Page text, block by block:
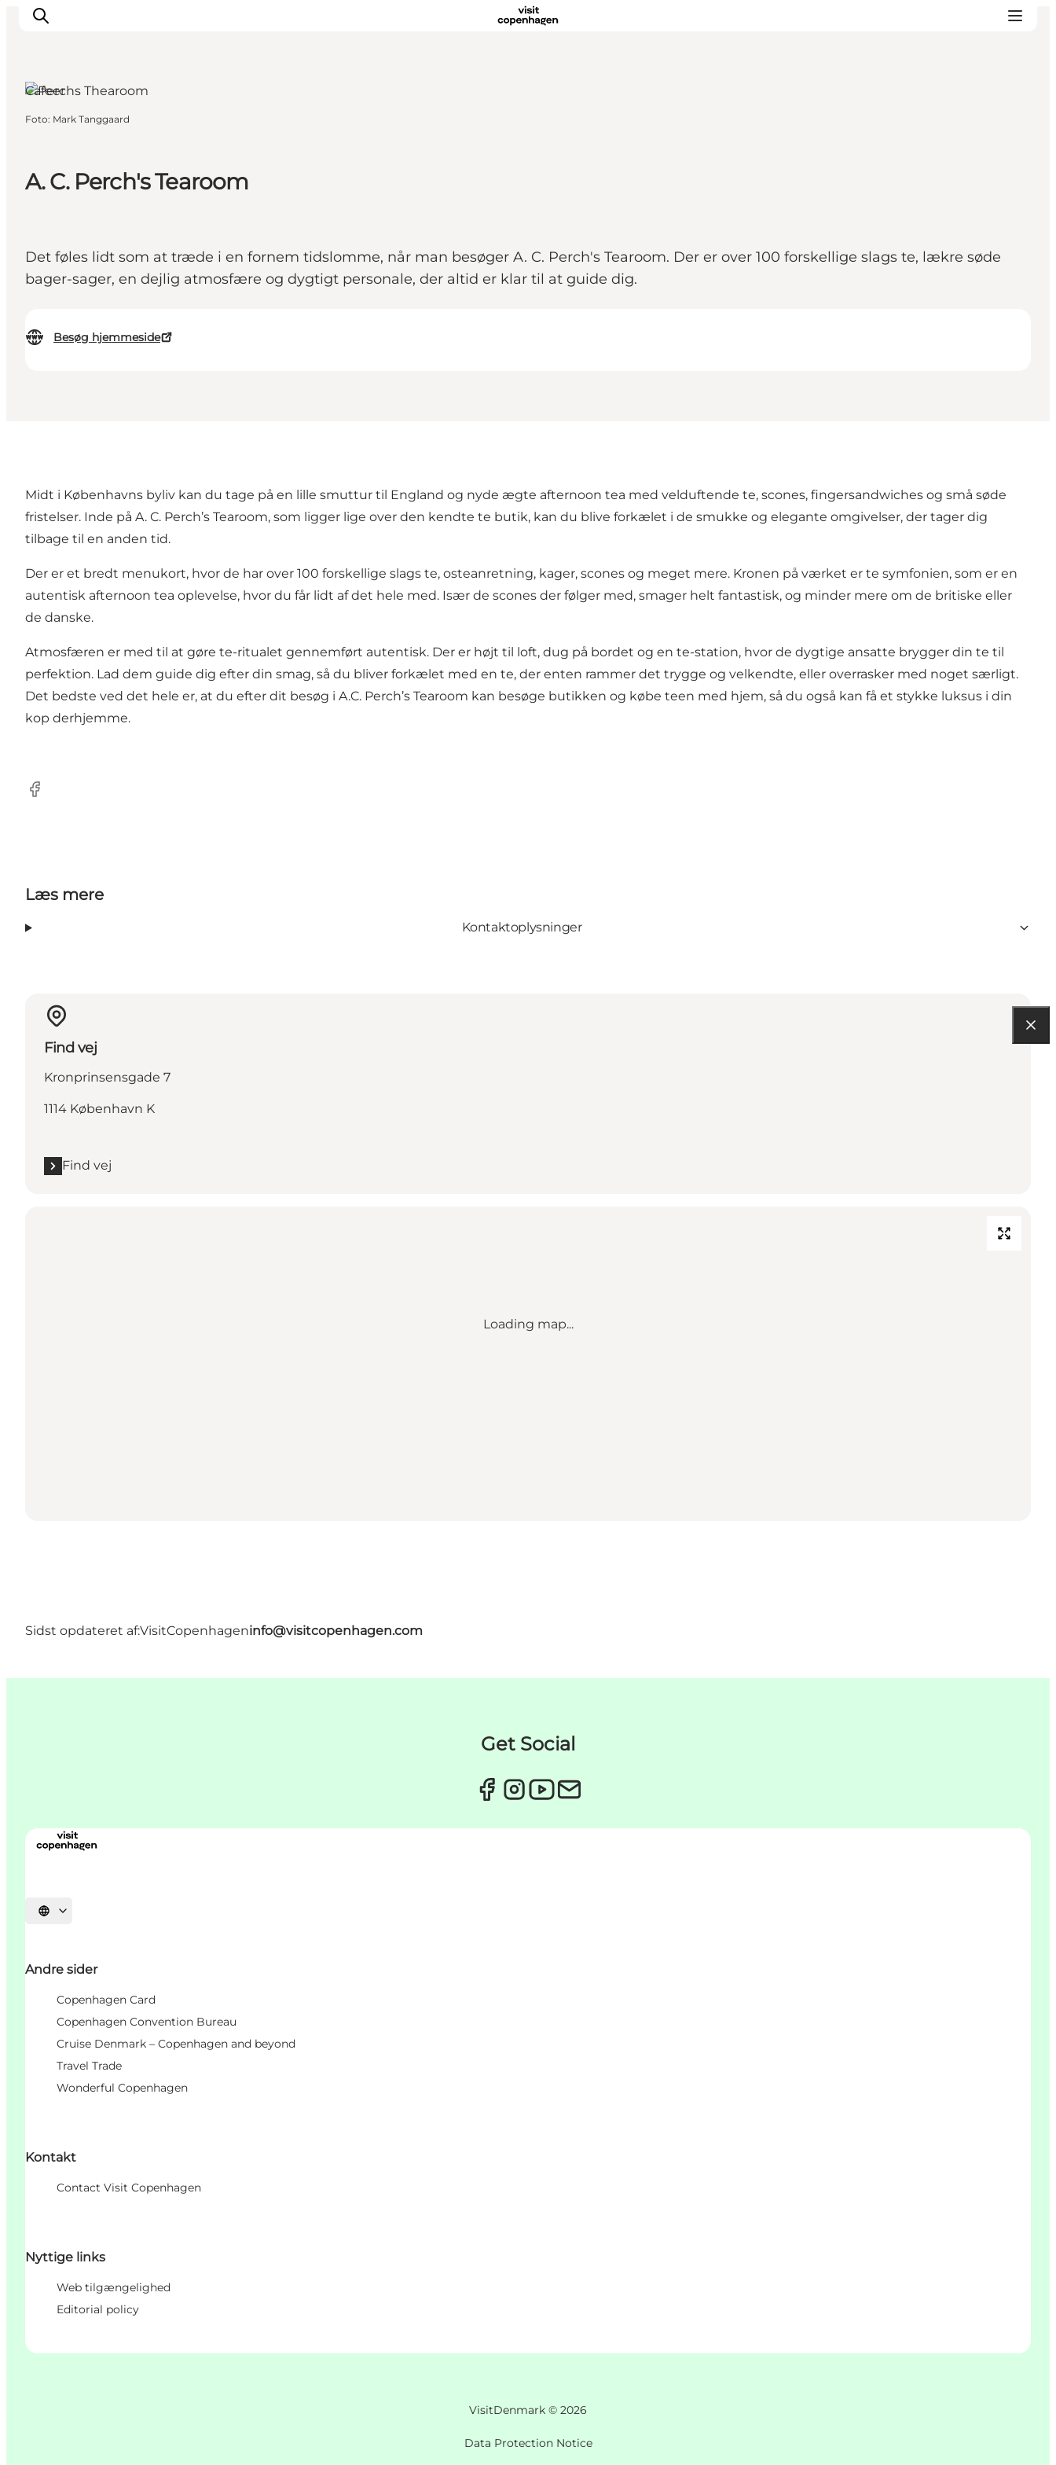
Spis & drik
Copenhagen Card
A. C. Perch's Tearoom
Det føles lidt som at træde i en fornem tidslomme, når man besøger A. C. Perch's Tearoom. Der er over 100 forskellige slags te, lækre søde
bager-sager, en dejlig atmosfære og dygtigt personale, der altid er klar til at guide dig.
Besøg hjemmeside
Cafeer
Foto: Mark Tanggaard
Midt i Københavns byliv kan du tage på en lille smuttur til England og nyde ægte afternoon tea med velduftende te, scones, fingersandwiches og små søde
fristelser. Inde på A. C. Perch’s Tearoom, som ligger lige over den kendte te butik, kan du blive forkælet i de smukke og elegante omgivelser, der tager dig
tilbage til en anden tid.
Der er et bredt menukort, hvor de har over 100 forskellige slags te, osteanretning, kager, scones og meget mere. Kronen på værket er te symfonien, som er en
autentisk afternoon tea oplevelse, hvor du får lidt af det hele med. Især de scones der følger med, smager helt fantastisk, og minder mere om de britiske eller
de danske.
Atmosfæren er med til at gøre te-ritualet gennemført autentisk. Der er højt til loft, dug på bordet og en te-station, hvor de dygtige ansatte brygger din te til
perfektion. Lad dem guide dig efter din smag, så du bliver forkælet med en te, der enten rammer det trygge og velkendte, eller overrasker med noget særligt.
Det bedste ved det hele er, at du efter dit besøg i A.C. Perch’s Tearoom kan besøge butikken og købe teen med hjem, så du også kan få et stykke luksus i din
kop derhjemme.
Facebook
Læs mere
Kontaktoplysninger
Find vej
Kronprinsensgade 7
1114 København K
Find vej
Loading map...
Sidst opdateret af:VisitCopenhageninfo@visitcopenhagen.com
Get Social
Vælg sprog
Andre sider
Copenhagen Card
Copenhagen Convention Bureau
Cruise Denmark – Copenhagen and beyond
Travel Trade
Wonderful Copenhagen
Kontakt
Contact Visit Copenhagen
Nyttige links
Web tilgængelighed
Editorial policy
VisitDenmark © 2026
Data Protection Notice